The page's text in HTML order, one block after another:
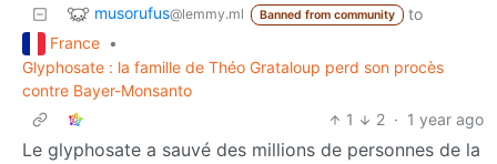
musorufus@lemmy.ml Banned from community
to
France •
Glyphosate : la famille de Théo Grataloup perd son procès
contre Bayer-Monsanto
1
2 · 1 year ago
Le glyphosate a sauvé des millions de personnes de la